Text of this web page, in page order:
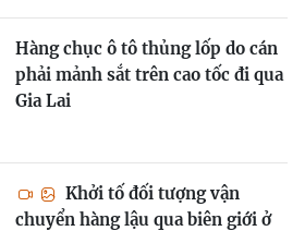
Hàng chục ô tô thủng lốp do cán
phải mảnh sắt trên cao tốc đi qua
Gia Lai
Khởi tố đối tượng vận
chuyển hàng lậu qua biên giới ở